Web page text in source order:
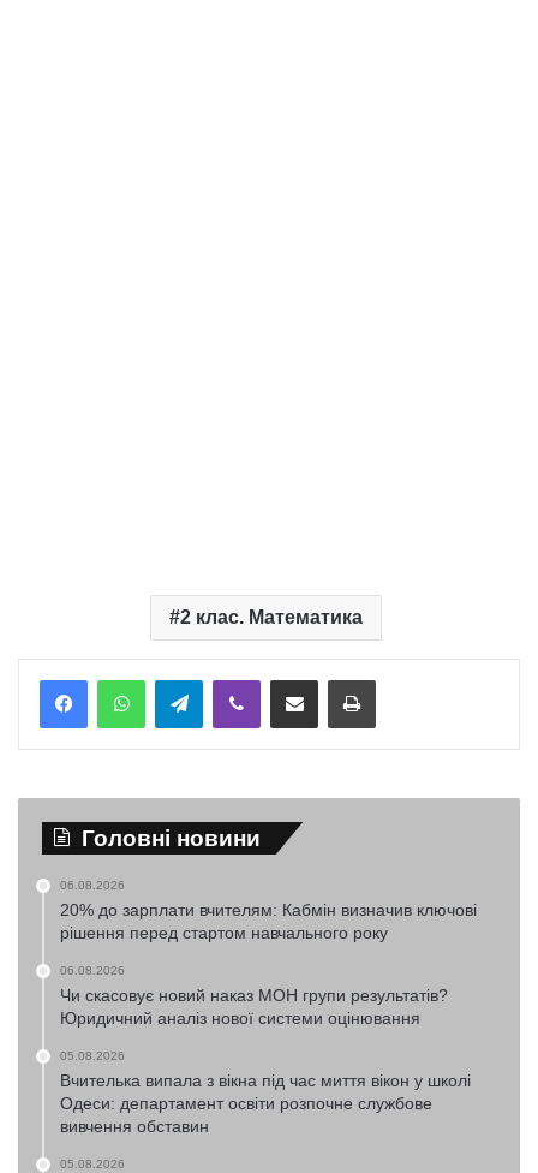
2 клас. Математика
TelegramViber Надіслати електронною поштоюНадрукувати
Головні новини
06.08.2026
20% до зарплати вчителям: Кабмін визначив ключові
рішення перед стартом навчального року
06.08.2026
Чи скасовує новий наказ МОН групи результатів?
Юридичний аналіз нової системи оцінювання
05.08.2026
Вчителька випала з вікна під час миття вікон у школі
Одеси: департамент освіти розпочне службове
вивчення обставин
05.08.2026